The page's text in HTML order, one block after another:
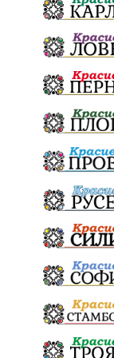
ПТП Сливен
КомарДрон